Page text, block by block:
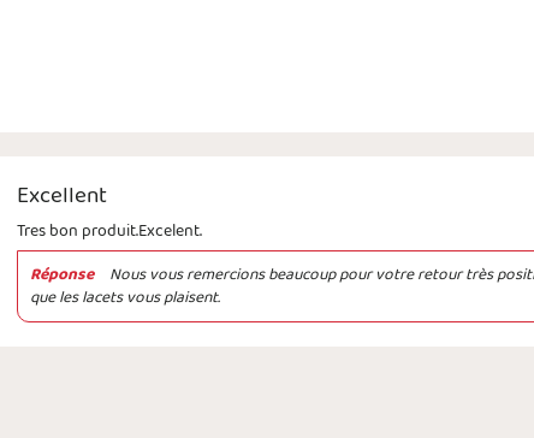
Excellent
Tres bon produit.Excelent.
Réponse Nous vous remercions beaucoup pour votre retour très
que les lacets vous plaisent.